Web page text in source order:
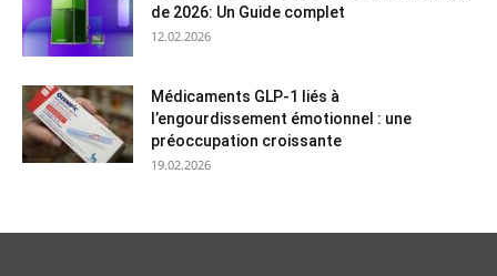
de 2026: Un Guide complet
12.02.2026
Médicaments GLP-1 liés à
l’engourdissement émotionnel : une
préoccupation croissante
19.02.2026